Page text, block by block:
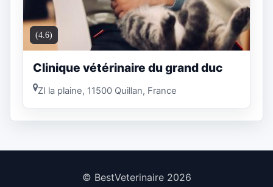
(4.6)
Clinique vétérinaire du grand duc
ZI la plaine, 11500 Quillan, France
© BestVeterinaire 2026